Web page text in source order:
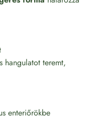
hangulatot teremt,
enteriőrökbe